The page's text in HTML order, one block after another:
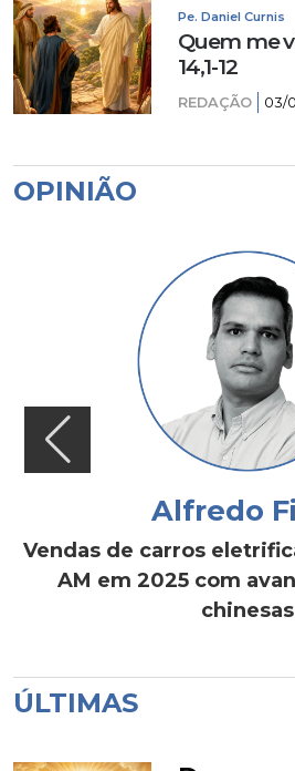
Pe. Daniel Curnis
Quem me
14,1-12
REDAÇÃO 03/
OPINIÃO
Alfredo
Vendas de carros
AM em 2025 com
chinesas
ÚLTIMAS